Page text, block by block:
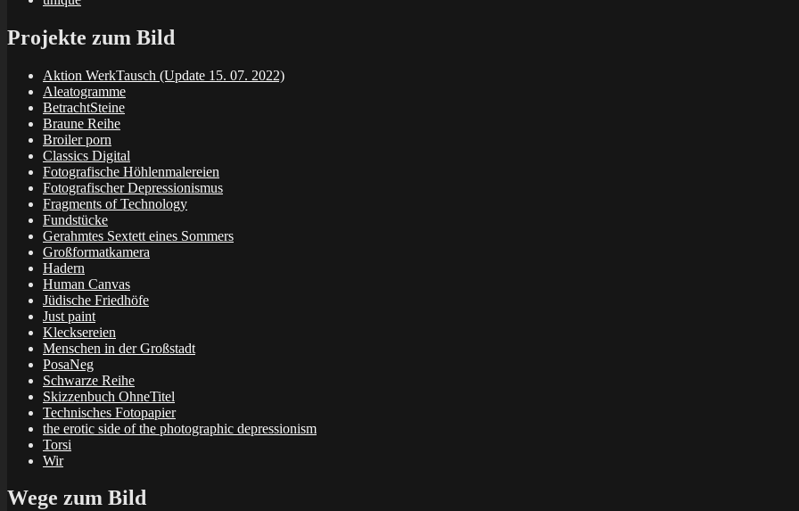
Projekte zum Bild
Aktion WerkTausch (Update 15. 07. 2022)
Aleatogramme
BetrachtSteine
Braune Reihe
Broiler porn
Classics Digital
Fotografische Höhlenmalereien
Fotografischer Depressionismus
Fragments of Technology
Fundstücke
Gerahmtes Sextett eines Sommers
Großformatkamera
Hadern
Human Canvas
Jüdische Friedhöfe
Just paint
Klecksereien
Menschen in der Großstadt
PosaNeg
Schwarze Reihe
Skizzenbuch OhneTitel
Technisches Fotopapier
the erotic side of the photographic depressionism
Torsi
Wir
Wege zum Bild